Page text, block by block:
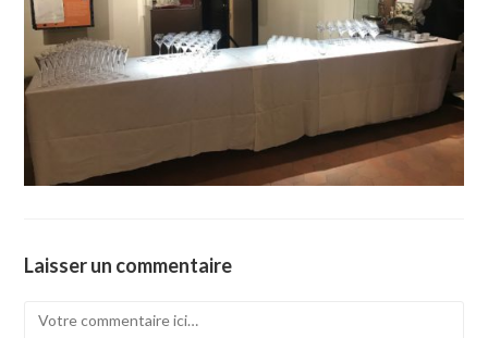
Laisser un commentaire
Comment